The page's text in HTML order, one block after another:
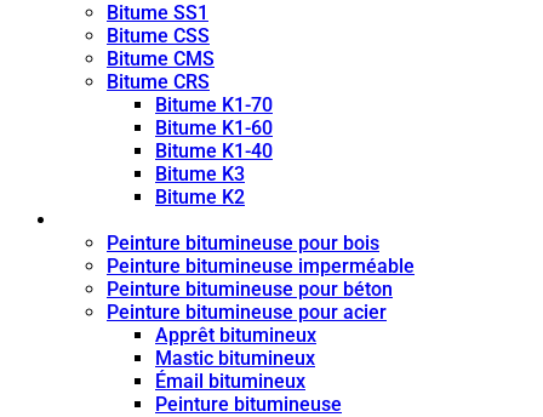
Bitume SS1
Bitume CSS
Bitume CMS
Bitume CRS
Bitume K1-70
Bitume K1-60
Bitume K1-40
Bitume K3
Bitume K2
Peinture bitumineuse pour bois
Peinture bitumineuse imperméable
Peinture bitumineuse pour béton
Peinture bitumineuse pour acier
Apprêt bitumineux
Mastic bitumineux
Émail bitumineux
Peinture bitumineuse